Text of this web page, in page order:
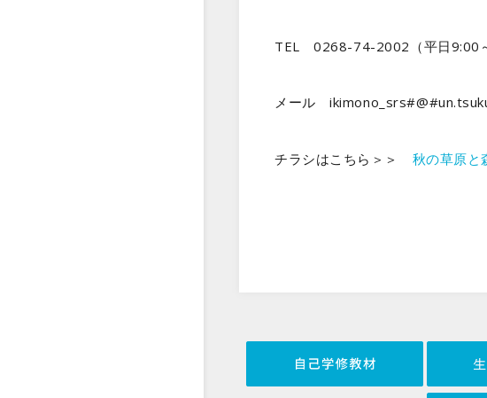
TEL 0268-74-2002（平日9:00
メール
チラシはこちら＞＞ 秋の草原と